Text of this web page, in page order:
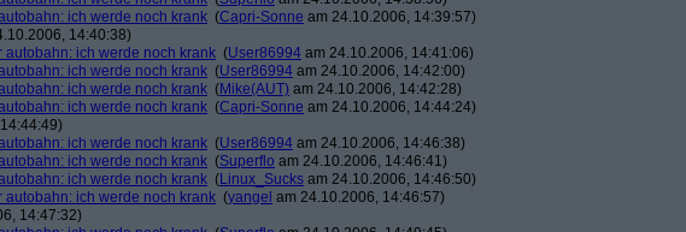
ich werde noch krank (Capri-Sonne am 24.10.2006, 14:39:57)
14:40:38)
autobahn: ich werde noch krank (User86994 am 24.10.2006, 14:41:06)
ich werde noch krank (User86994 am 24.10.2006, 14:42:00)
ich werde noch krank (Mike(AUT) am 24.10.2006, 14:42:28)
ich werde noch krank (Capri-Sonne am 24.10.2006, 14:44:24)
ich werde noch krank (User86994 am 24.10.2006, 14:46:38)
ich werde noch krank (Superflo am 24.10.2006, 14:46:41)
ich werde noch krank (Linux_Sucks am 24.10.2006, 14:46:50)
autobahn: ich werde noch krank (yangel am 24.10.2006, 14:46:57)
14:47:32)